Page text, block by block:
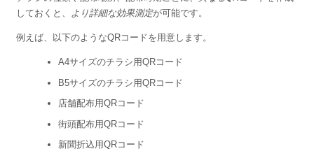
しておくと、 より詳細な効果測定が可能です。
例えば、以下のようなQRコードを用意します。
A4サイズのチラシ用QRコード
B5サイズのチラシ用QRコード
店舗配布用QRコード
街頭配布用QRコード
新聞折込用QRコード